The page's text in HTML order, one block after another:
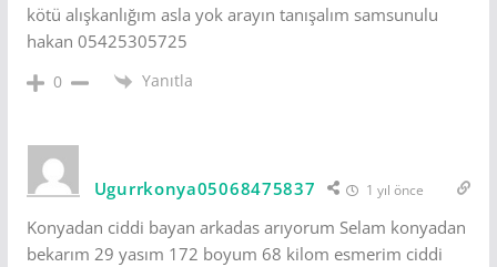
kötü alışkanlığım asla yok arayın tanışalım samsunulu
hakan 05425305725
0 Yanıtla
Ugurrkonya05068475837 1 yıl önce
Konyadan ciddi bayan arkadas arıyorum Selam konyadan
bekarım 29 yasım 172 boyum 68 kilom esmerim ciddi